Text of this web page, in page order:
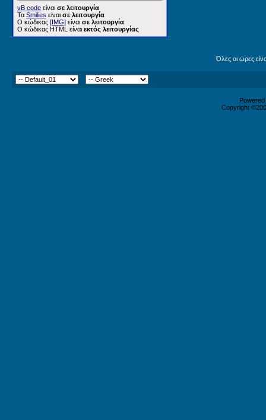
vB code είναι σε λειτουργία
Τα Smilies είναι σε λειτουργία
Ο κώδικας [IMG] είναι σε λειτουργία
Ο κώδικας HTML είναι εκτός λειτουργίας
Όλες οι ώρες
Copyright